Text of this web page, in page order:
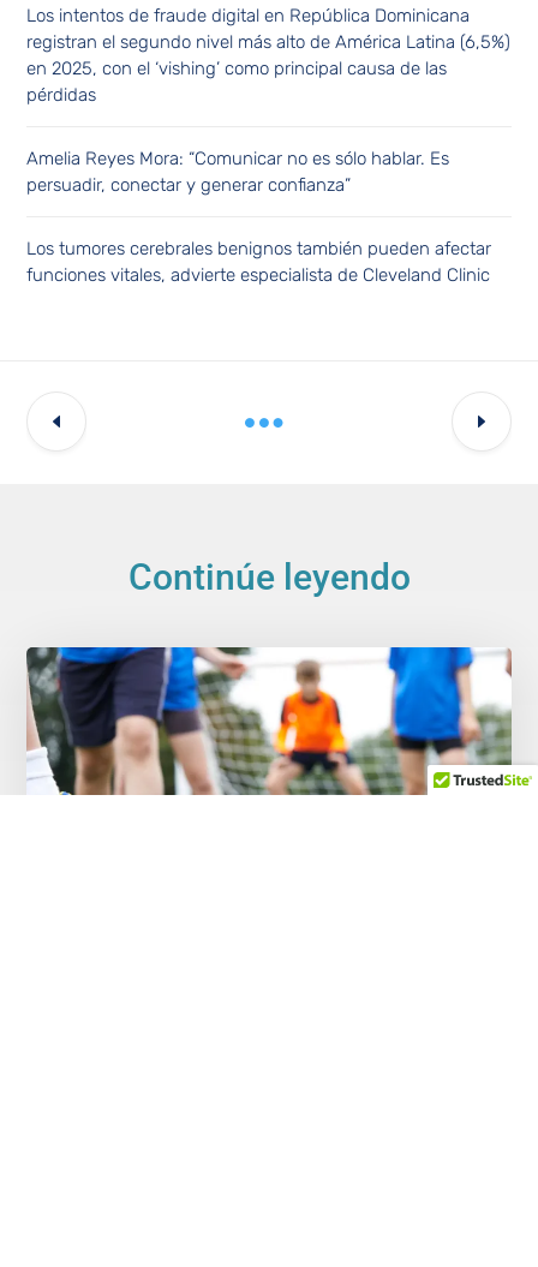
Los intentos de fraude digital en República Dominicana
registran el segundo nivel más alto de América Latina (6,5%)
en 2025, con el ‘vishing’ como principal causa de las
pérdidas
Amelia Reyes Mora: “Comunicar no es sólo hablar. Es
persuadir, conectar y generar confianza”
Los tumores cerebrales benignos también pueden afectar
funciones vitales, advierte especialista de Cleveland Clinic
Continúe leyendo